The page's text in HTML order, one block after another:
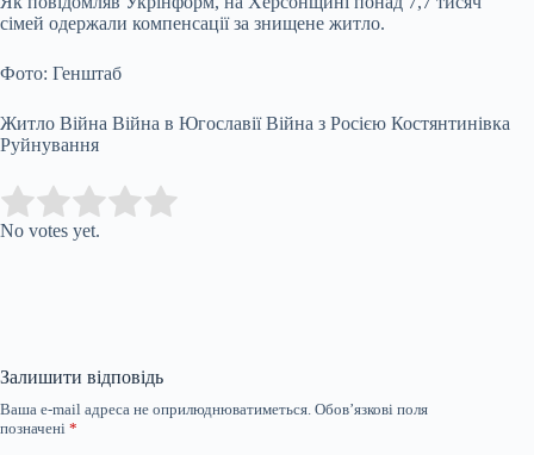
сімей одержали компенсації за знищене житло.
Фото: Генштаб
Житло Війна Війна в Югославії Війна з Росією Костянтинівка
Руйнування
Rate this item:
No votes yet.
Залишити відповідь
Ваша e-mail адреса не оприлюднюватиметься. Обов’язкові поля
позначені *